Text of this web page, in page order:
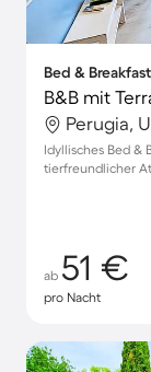
Bed &
Perugia,
Idyllisches Bed &
tierfreundlicher
ab 51 €
pro Nacht